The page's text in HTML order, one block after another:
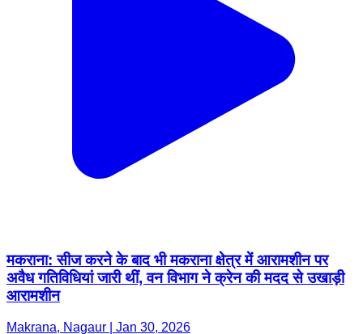
मकराना: सीज करने के बाद भी मकराना क्षेत्र में आरामशीन पर
अवैध गतिविधियां जारी थीं, वन विभाग ने क्रेन की मदद से उखाड़ी
आरामशीन
Makrana, Nagaur | Jan 30, 2026